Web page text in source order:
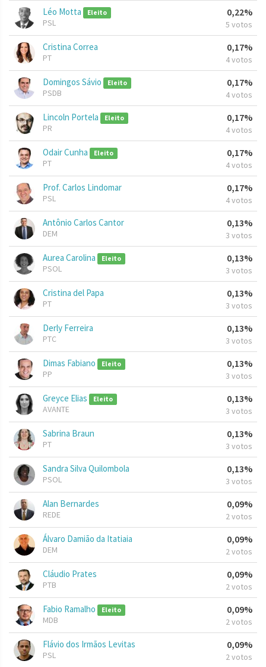
Léo Motta Eleito
PSL
0,22%
5 votos
Cristina Correa
PT
0,17%
4 votos
Domingos Sávio Eleito
PSDB
0,17%
4 votos
Lincoln Portela Eleito
PR
0,17%
4 votos
Odair Cunha Eleito
PT
0,17%
4 votos
Prof. Carlos Lindomar
PSL
0,17%
4 votos
Antônio Carlos Cantor
DEM
0,13%
3 votos
Aurea Carolina Eleito
PSOL
0,13%
3 votos
Cristina del Papa
PT
0,13%
3 votos
Derly Ferreira
PTC
0,13%
3 votos
Dimas Fabiano Eleito
PP
0,13%
3 votos
Greyce Elias Eleito
AVANTE
0,13%
3 votos
Sabrina Braun
PT
0,13%
3 votos
Sandra Silva Quilombola
PSOL
0,13%
3 votos
Alan Bernardes
REDE
0,09%
2 votos
Álvaro Damião da Itatiaia
DEM
0,09%
2 votos
Cláudio Prates
PTB
0,09%
2 votos
Fabio Ramalho Eleito
MDB
0,09%
2 votos
Flávio dos Irmãos Levitas
PSL
0,09%
2 votos